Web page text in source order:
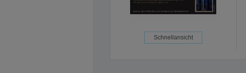
Schnellansicht